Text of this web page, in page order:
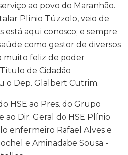
ao povo do Maranhão.
Plínio Túzzolo, veio de
está aqui conosco; e sempre
como gestor de diversos
muito feliz de poder
de Cidadão
o Dep. Glalbert Cutrim.